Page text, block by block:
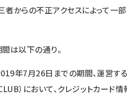
者からの不正アクセスによって一
は以下の通り。
年7月26日までの期間、運営する
）において、クレジットカード